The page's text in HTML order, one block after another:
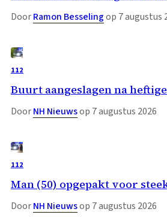
DoorRamon Besselingop 7 augustus
112
Buurt aangeslagen na
DoorNH Nieuwsop 7 augustus 2026
112
Man (50) opgepakt voor
DoorNH Nieuwsop 7 augustus 2026